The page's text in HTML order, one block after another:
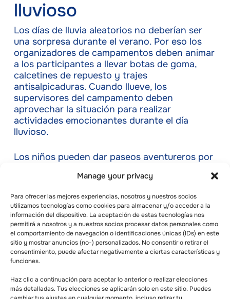
Manage your privacy
Para ofrecer las mejores experiencias, nosotros y nuestros socios
utilizamos tecnologías como cookies para almacenar y/o acceder a la
información del dispositivo. La aceptación de estas tecnologías nos
permitirá a nosotros y a nuestros socios procesar datos personales como
el comportamiento de navegación o identificaciones únicas (IDs) en este
sitio y mostrar anuncios (no-) personalizados. No consentir o retirar el
consentimiento, puede afectar negativamente a ciertas características y
funciones.
Haz clic a continuación para aceptar lo anterior o realizar elecciones
más detalladas. Tus elecciones se aplicarán solo en este sitio. Puedes
lluvioso
Los días de lluvia aleatorios no deberían ser
una sorpresa durante el verano. Por eso los
organizadores de campamentos deben animar
a los participantes a llevar botas de goma,
calcetines de repuesto y trajes
antisalpicaduras. Cuando llueve, los
supervisores del campamento deben
aprovechar la situación para realizar
actividades emocionantes durante el día
lluvioso.
Los niños pueden dar paseos aventureros por
Recuerda que esto sólo es posible cuando no
y sus supervisores pueden sentarse alrededor
de la hoguera para calentarse y compartir su
experiencia.
Tira y afloja para niños
A diferencia del tira y afloja para adultos, en el
que se utiliza una cuerda gruesa, en este juego